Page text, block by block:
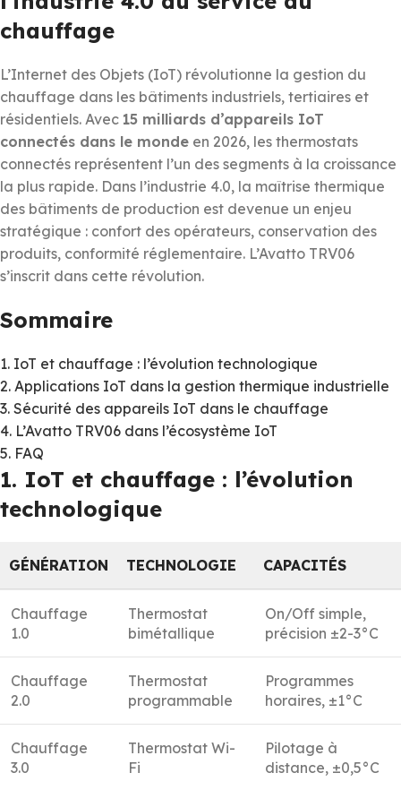
chauffage
L’Internet des Objets (IoT) révolutionne la gestion du
chauffage dans les bâtiments industriels, tertiaires et
résidentiels. Avec 15 milliards d’appareils IoT
connectés dans le monde en 2026, les thermostats
connectés représentent l’un des segments à la croissance
la plus rapide. Dans l’industrie 4.0, la maîtrise thermique
des bâtiments de production est devenue un enjeu
stratégique : confort des opérateurs, conservation des
produits, conformité réglementaire. L’Avatto TRV06
s’inscrit dans cette révolution.
Sommaire
1. IoT et chauffage : l’évolution technologique
2. Applications IoT dans la gestion thermique industrielle
3. Sécurité des appareils IoT dans le chauffage
4. L’Avatto TRV06 dans l’écosystème IoT
5. FAQ
1. IoT et chauffage : l’évolution
technologique
GÉNÉRATION TECHNOLOGIE CAPACITÉS
Chauffage
1.0
Thermostat
bimétallique
On/Off simple,
précision ±2-3°C
Chauffage
2.0
Thermostat
programmable
Programmes
horaires, ±1°C
Chauffage
3.0
Thermostat Wi-
Fi
Pilotage à
distance, ±0,5°C